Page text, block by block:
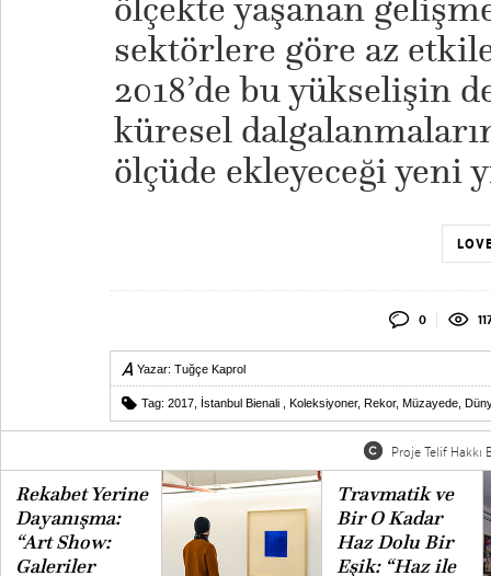
sektörlere göre az
2018’de bu yükselişin
küresel
ölçüde ekleyeceği yeni
0
Yazar: Tuğçe Kaprol
Tag: 2017 İstanbul Bienali Koleksiyoner, Rekor, Müzayede
Proje Telif Hakkı
Rekabet Yerine
Dayanışma:
“Art Show:
Galeriler
Travmatik ve
Bir O Kadar
Haz Dolu Bir
Eşik: “Haz ile